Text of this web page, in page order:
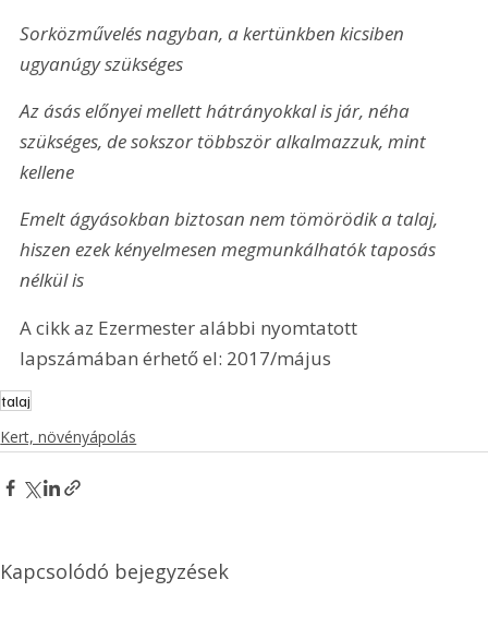
Sorközművelés nagyban, a kertünkben kicsiben
ugyanúgy szükséges
Az ásás előnyei mellett hátrányokkal is jár, néha
szükséges, de sokszor többször alkalmazzuk, mint
kellene
Emelt ágyásokban biztosan nem tömörödik a talaj,
hiszen ezek kényelmesen megmunkálhatók taposás
nélkül is
A cikk az Ezermester alábbi nyomtatott
lapszámában érhető el: 2017/május
talaj
Kert, növényápolás
Kapcsolódó bejegyzések